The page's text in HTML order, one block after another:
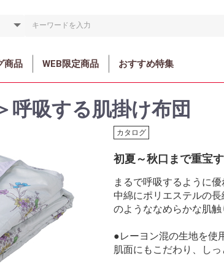
商品 WEB限定商品 おすすめ特集
呼吸する肌掛け布団
カタログ
初夏～秋口まで重宝
まるで呼吸するように
中綿にポリエステルの
のようななめらかな肌触
●レーヨン混の生地を使
肌面にもこだわり、し